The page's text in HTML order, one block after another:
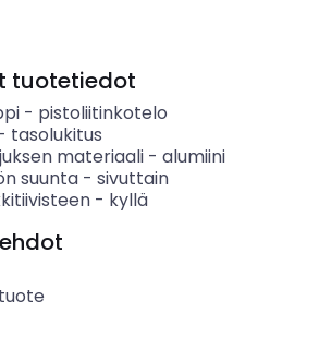
tuotetiedot
- pistoliitinkotelo
tasolukitus
materiaali- alumiini
suunta- sivuttain
- kyllä